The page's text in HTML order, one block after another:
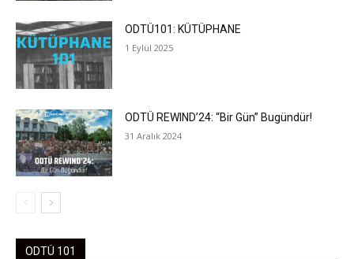
ODTÜ101: KÜTÜPHANE
1 Eylül 2025
ODTÜ REWIND’24: “Bir Gün” Bugündür!
31 Aralık 2024
ODTÜ 101